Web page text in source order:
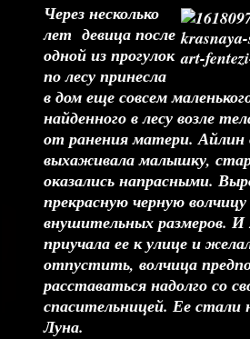
Через несколько
лет девица после
одной из прогулок
по лесу принесла
в дом еще совсем
найденного в лесу возле
от ранения матери. Айлин
выхаживала малышку,
оказались напрасными.
прекрасную черную волчицу
внушительных размеров.
приучала ее к улице и
отпустить, волчица
расставаться надолго со
спасительницей. Ее стали
Луна.